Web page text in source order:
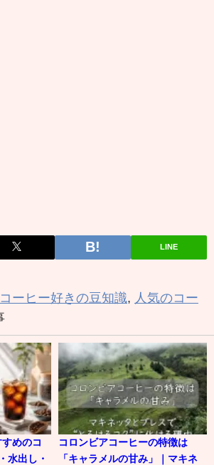
LINE
コーヒー好きの豆知識, 人気のコー
めのコ
水出し・
コロンビアコーヒーの特徴は
「キャラメルの甘み」｜マキネ